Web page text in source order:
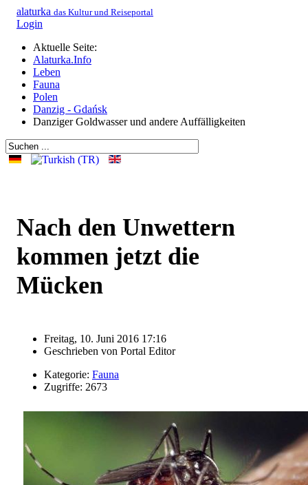
alaturka das Kultur und Reiseportal
Login
Aktuelle Seite:
Alaturka.Info
Leben
Fauna
Polen
Danzig - Gdańsk
Danziger Goldwasser und andere Auffälligkeiten
Nach den Unwettern
kommen jetzt die
Mücken
Freitag, 10. Juni 2016 17:16
Geschrieben von Portal Editor
Kategorie: Fauna
Zugriffe: 2673